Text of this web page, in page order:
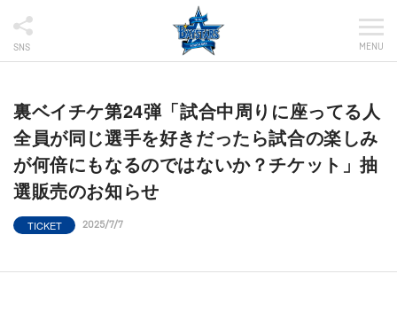
SNS MENU
裏ベイチケ第24弾「試合中周りに座ってる人
全員が同じ選手を好きだったら試合の楽しみ
が何倍にもなるのではないか？チケット」抽
選販売のお知らせ
TICKET 2025/7/7